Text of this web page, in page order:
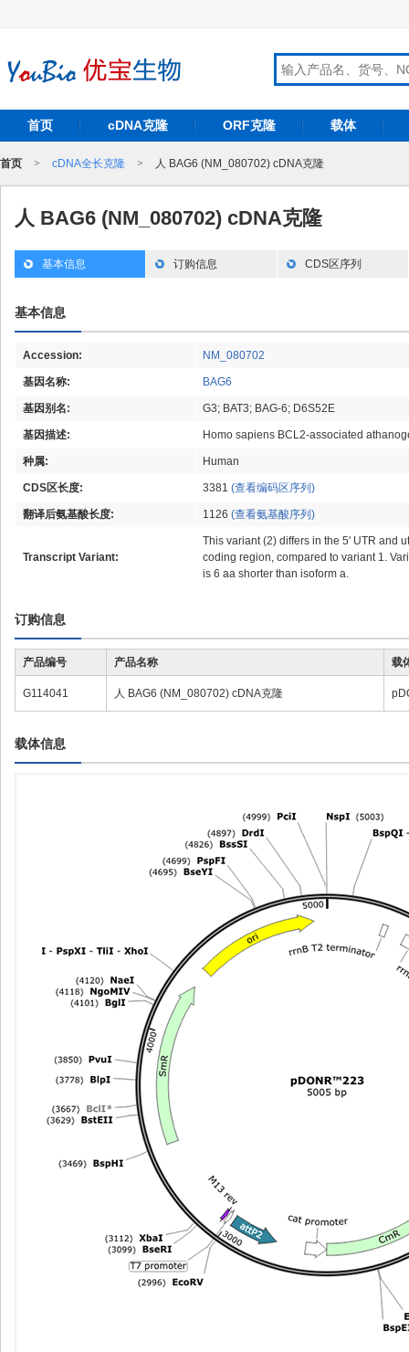
首页 cDNA克隆 ORF克隆 载体
首页 > cDNA全长克隆 > 人 BAG6 (NM_080702) cDNA克隆
人 BAG6 (NM_080702) cDNA克隆
基本信息 订购信息 CDS区序列
基本信息
Accession: NM_080702
基因名称: BAG6
基因别名: G3; BAT3; BAG-6; D6S52E
基因描述: Homo sapiens BCL2-associated
种属: Human
CDS区长度: 3381 (查看编码区序列)
翻译后氨基酸长度: 1126 (查看氨基酸序列)
Transcript Variant:
This variant (2) differs in the 5' UTR and
coding region, compared to variant 1.
is 6 aa shorter than isoform a.
订购信息
产品编号 产品名称 载
G114041 人 BAG6 (NM_080702) cDNA克隆
载体信息